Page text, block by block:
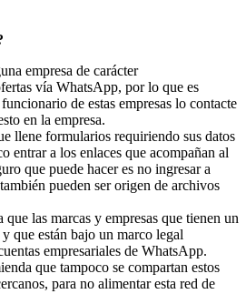
empresa de carácter
vía WhatsApp, por lo que es
de estas empresas lo contacte
en la empresa.
llene formularios requiriendo sus datos
entrar a los enlaces que acompañan al
que puede hacer es no ingresar a
pueden ser origen de archivos
que las marcas y empresas que tienen un
que están bajo un marco legal
empresariales de WhatsApp.
que tampoco se compartan estos
para no alimentar esta red de